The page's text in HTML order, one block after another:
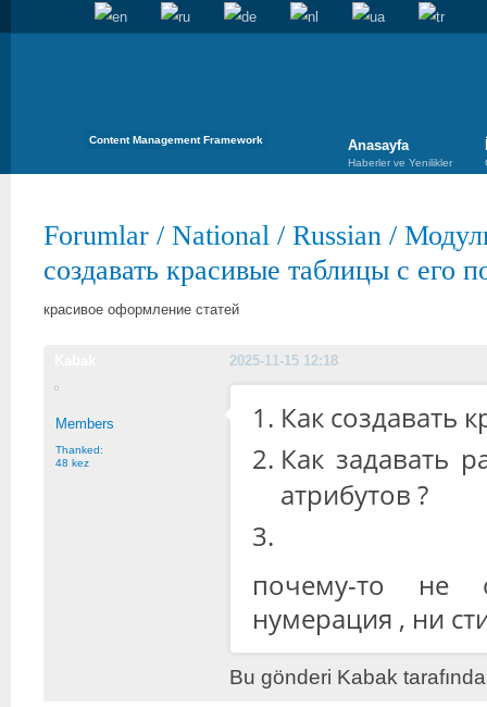
Content Management Framework Anasayfa
Haberler ve Yenilikler
Forumlar / National / Russian /
создавать красивые таблицы с его
красивое оформление статей
2025-11-15 12:18
Members
Thanked:
48 kez
Как создавать
Как задавать
атрибутов ?
почему-то не
нумерация , ни
Bu gönderi Kabak